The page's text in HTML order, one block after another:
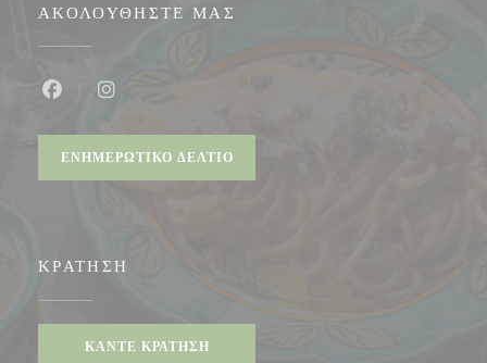
ΑΚΟΛΟΥΘΉΣΤΕ ΜΑΣ
Facebook ((ανοίγει σε νέο παράθυρο))
ΕΝΗΜΕΡΩΤΙΚΌ ΔΕΛΤΊΟ
ΚΡΆΤΗΣΗ
ΚΆΝΤΕ ΚΡΆΤΗΣΗ